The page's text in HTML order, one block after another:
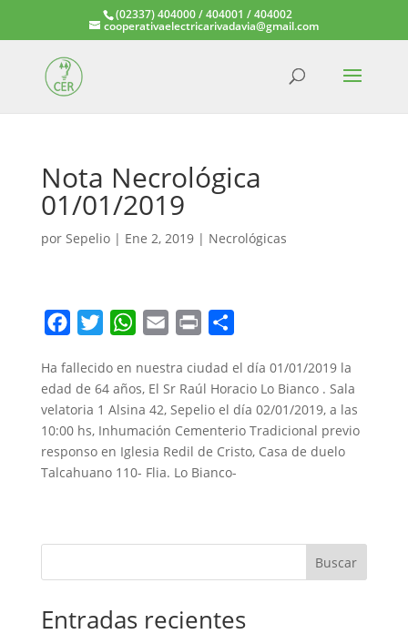
(02337) 404000 / 404001 / 404002
cooperativaelectricarivadavia@gmail.com
Nota Necrológica
01/01/2019
por Sepelio| Ene 2, 2019| Necrológicas
c
e
b
o
o
i
t
t
e
r
W
a
t
s
A
p
a
i
l
i
n
t
m
p
a
r
t
Ha fallecido en nuestra ciudad el día 01/01/2019 la
edad de 64 años, El Sr Raúl Horacio Lo Bianco . Sala
velatoria 1 Alsina 42, Sepelio el día 02/01/2019, a las
10:00 hs, Inhumación Cementerio Tradicional previo
responso en Iglesia Redil de Cristo, Casa de duelo
Talcahuano 110- Flia. Lo Bianco-
Buscar
Entradas recientes